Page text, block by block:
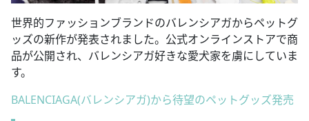
世界的ファッションブランドのバレンシアガからペットグ
ッズの新作が発表されました。公式オンラインストアで商
品が公開され、バレンシアガ好きな愛犬家を虜にしていま
す。
BALENCIAGA(バレンシアガ)から待望のペットグッズ発売